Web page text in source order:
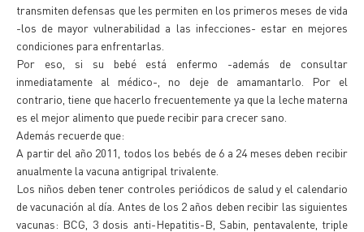
transmiten defensas que les permiten en los primeros meses de vida
-los de mayor vulnerabilidad a las infecciones- estar en mejores
condiciones para enfrentarlas.
Por eso, si su bebé está enfermo -además de consultar
inmediatamente al médico-, no deje de amamantarlo. Por el
contrario, tiene que hacerlo frecuentemente ya que la leche materna
es el mejor alimento que puede recibir para crecer sano.
Además recuerde que:
A partir del año 2011, todos los bebés de 6 a 24 meses deben recibir
anualmente la vacuna antigripal trivalente.
Los niños deben tener controles periódicos de salud y el calendario
de vacunación al día. Antes de los 2 años deben recibir las siguientes
vacunas: BCG, 3 dosis anti-Hepatitis-B, Sabin, pentavalente, triple